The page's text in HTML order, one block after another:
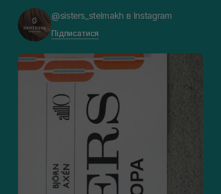
@sisters_stelmakh в Instagram
Підписатися